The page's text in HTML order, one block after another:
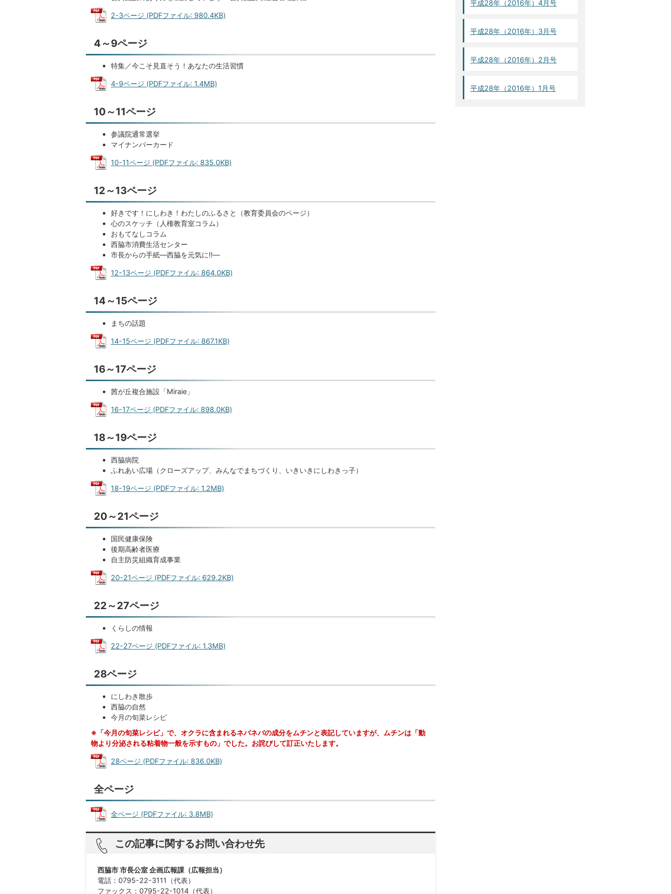
2-3ページ (PDFファイル: 980.4KB)
4～9ページ
特集／今こそ見直そう！あなたの生活習慣
4-9ページ (PDFファイル: 1.4MB)
10～11ページ
参議院通常選挙
マイナンバーカード
10-11ページ (PDFファイル: 835.0KB)
12～13ページ
好きです！にしわき！わたしのふるさと（教育委員会のページ）
心のスケッチ（人権教育室コラム）
おもてなしコラム
西脇市消費生活センター
市長からの手紙―西脇を元気に!!―
12-13ページ (PDFファイル: 864.0KB)
14～15ページ
まちの話題
14-15ページ (PDFファイル: 867.1KB)
16～17ページ
茜が丘複合施設「Miraie」
16-17ページ (PDFファイル: 898.0KB)
18～19ページ
西脇病院
ふれあい広場（クローズアップ、みんなでまちづくり、いきいきにしわきっ子）
18-19ページ (PDFファイル: 1.2MB)
20～21ページ
国民健康保険
後期高齢者医療
自主防災組織育成事業
20-21ページ (PDFファイル: 629.2KB)
22～27ページ
くらしの情報
22-27ページ (PDFファイル: 1.3MB)
28ページ
にしわき散歩
西脇の自然
今月の旬菜レシピ
※「今月の旬菜レシピ」で、オクラに含まれるネバネバの成分をムチンと表記していますが、ムチンは「動
物より分泌される粘着物一般を示すもの」でした。お詫びして訂正いたします。
28ページ (PDFファイル: 836.0KB)
全ページ
全ページ (PDFファイル: 3.8MB)
この記事に関するお問い合わせ先
西脇市 市長公室 企画広報課（広報担当）
電話：0795-22-3111（代表）
ファックス：0795-22-1014（代表）
平成28年（2016年）4月号
平成28年（2016年）3月号
平成28年（2016年）2月号
平成28年（2016年）1月号